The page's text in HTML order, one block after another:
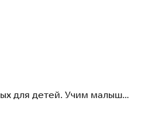
для детей. Учим малыша